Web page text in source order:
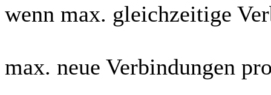
wenn max. gleichzeitige
max. neue Verbindungen